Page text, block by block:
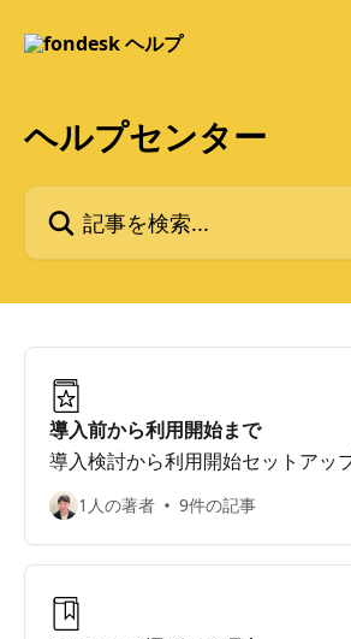
ヘルプセンター
記事を検索...
導入前から利用開始まで
導入検討から利用開始セットアッ
1人の著者 9件の記事